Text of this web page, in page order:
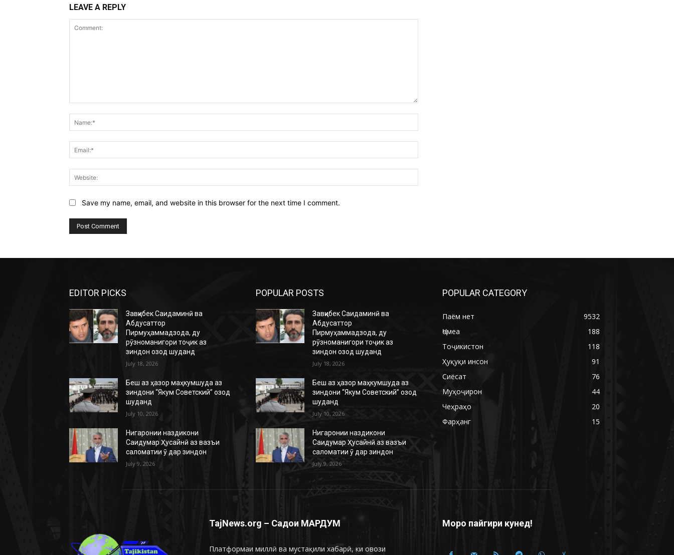
LEAVE A REPLY
Save my name, email, and website in this browser for the next time I comment.
EDITOR PICKS
Завқибек Саидаминӣ ва
Абдусаттор
Пирмуҳаммадзода, ду
рӯзноманигори тоҷик аз
зиндон озод шуданд
July 18, 2026
Беш аз ҳазор маҳкумшуда аз
зиндони “Якум Советский” озод
шуданд
July 10, 2026
Нигаронии наздикони
Саидумар Ҳусайнӣ аз вазъи
саломатии ӯ дар зиндон
July 9, 2026
POPULAR POSTS
Завқибек Саидаминӣ ва
Абдусаттор
Пирмуҳаммадзода, ду
рӯзноманигори тоҷик аз
зиндон озод шуданд
July 18, 2026
Беш аз ҳазор маҳкумшуда аз
зиндони “Якум Советский” озод
шуданд
July 10, 2026
Нигаронии наздикони
Саидумар Ҳусайнӣ аз вазъи
саломатии ӯ дар зиндон
July 9, 2026
POPULAR CATEGORY
Паём нет
9532
Ҷомеа
188
Тоҷикистон
118
Ҳуқуқи инсон
91
Сиёсат
76
Муҳоҷирон
44
Чеҳраҳо
20
Фарҳанг
15
TajNews.org – Садои МАРДУМ
Платформаи миллӣ ва мустақили хабарӣ, ки овози
Моро пайгири кунед!